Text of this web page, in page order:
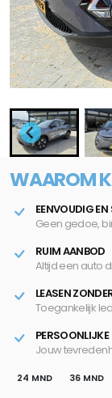
WAAROM
EENVOUDIG EN
Geen gedoe,
RUIM AANBOD
Altijd een auto
LEASEN
Toegankelijk
PERSOONLIJKE
Jouw
24 MND 36 MND